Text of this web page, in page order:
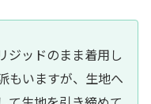
ジッドのまま着用し
もいますが、生地へ